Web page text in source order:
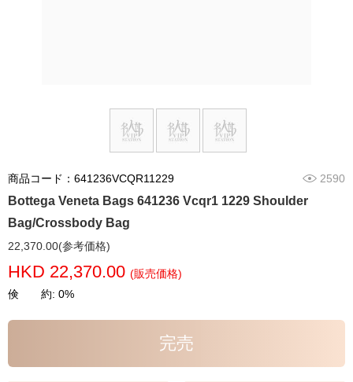
商品コード：641236VCQR11229 2590
Bottega Veneta Bags 641236 Vcqr1 1229 Shoulder
Bag/Crossbody Bag
22,370.00(参考価格)
HKD 22,370.00 (販売価格)
倹 約: 0%
完売